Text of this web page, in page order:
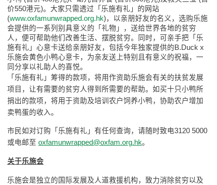
价550港元)。大家只需透过「乐施有礼」的网站
(www.oxfamunwrapped.org.hk)，以亲朋好友的名义，选购乐施
会提供的一系列别具意义的「礼物」，送给世界各地的贫穷
人，便可帮助他们改善生活、摆脱贫穷。同时，可亲手把「乐
施有礼」心意卡送给亲朋好友，包括今年独家提供的B.Duck x
乐施会黄色小鸭心意卡，为亲友送上特别且有意义的祝福，一
同分享以礼助人的喜悦。
「乐施有礼」筹得的款项，将用作资助乐施会有关的扶贫发展
项目，让有需要的贫穷人得到所需要的帮助。如买十只小鸭所
捐出的款项，将用于资助及培训农户饲养小鸭，协助农户增加
卖鸭蛋的收入。
市民如对订购「乐施有礼」有任何查询，请随时致电3120 5000
或电邮至 oxfamunwrapped@oxfam.org.hk。
关于乐施会
乐施会是独立的国际发展及人道救援机构，致力消除贫穷以及